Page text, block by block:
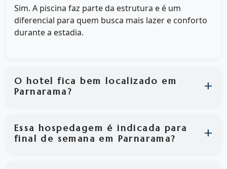
Sim. A piscina faz parte da estrutura e é um
diferencial para quem busca mais lazer e conforto
durante a estadia.
O hotel fica bem localizado em
Parnarama?
Essa hospedagem é indicada para
final de semana em Parnarama?